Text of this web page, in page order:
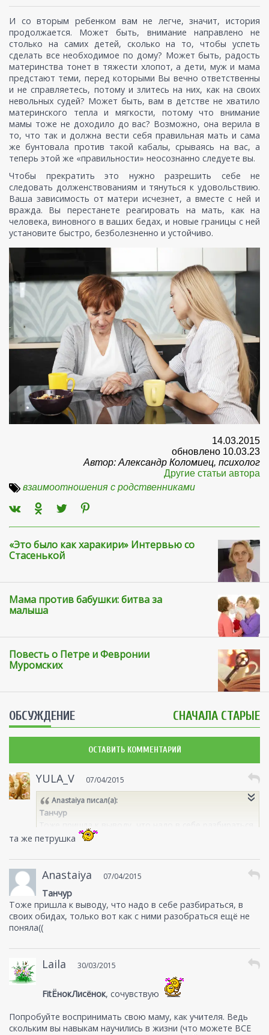
И со вторым ребенком вам не легче, значит, история
продолжается. Может быть, внимание направлено не
столько на самих детей, сколько на то, чтобы успеть
сделать все необходимое по дому? Может быть, радость
материнства тонет в тяжести хлопот, а дети, муж и мама
предстают теми, перед которыми Вы вечно ответственны
и не справляетесь, потому и злитесь на них, как на своих
невольных судей? Может быть, вам в детстве не хватило
материнского тепла и мягкости, потому что внимание
мамы тоже не доходило до вас? Возможно, она верила в
то, что так и должна вести себя правильная мать и сама
же бунтовала против такой кабалы, срываясь на вас, а
теперь этой же «правильности» неосознанно следуете вы.
Чтобы прекратить это нужно разрешить себе не
следовать долженствованиям и тянуться к удовольствию.
Ваша зависимость от матери исчезнет, а вместе с ней и
вражда. Вы перестанете реагировать на мать, как на
человека, виновного в ваших бедах, и новые границы с ней
установите быстро, безболезненно и устойчиво.
14.03.2015
обновлено 10.03.23
Автор: Александр Коломиец, психолог
Другие статьи автора
взаимоотношения с родственниками
«Это было как харакири» Интервью со
Стасенькой
Мама против бабушки: битва за
малыша
Повесть о Петре и Февронии
Муромских
ОБСУЖДЕНИЕ СНАЧАЛА СТАРЫЕ
ОСТАВИТЬ КОММЕНТАРИЙ
YULA_V
07/04/2015
Anastaiyaписал(а):
Танчур
в своих обидах, только вот как с ними разобраться
та же петрушка
Anastaiya 07/04/2015
Танчур
Тоже пришла к выводу, что надо в себе разбираться, в
своих обидах, только вот как с ними разобраться ещё не
поняла((
Laila 30/03/2015
FitЁнокЛисёнок, сочувствую
Попробуйте воспринимать свою маму, как учителя. Ведь
скольким вы навыкам научились в жизни (что можете ВСЕ